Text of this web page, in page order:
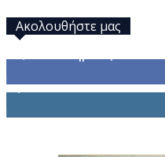
Ακολουθήστε μας